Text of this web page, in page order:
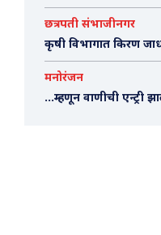
छत्रपती संभाजीनगर
कृषी विभागात किरण
मनोरंजन
…म्हणून वाणीची एन्ट्री